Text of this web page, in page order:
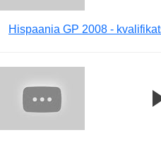
Hispaania GP 2008 -